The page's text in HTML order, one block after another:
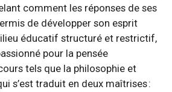
comment les réponses de ses
de développer son esprit
éducatif structuré et restrictif,
pour la pensée
tels que la philosophie et
s’est traduit en deux maîtrises :